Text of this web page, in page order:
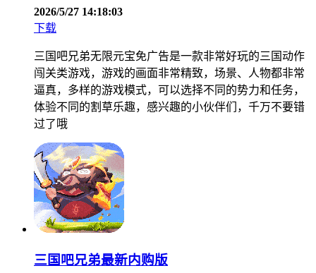
2026/5/27 14:18:03
下载
三国吧兄弟无限元宝免广告是一款非常好玩的三国动作
闯关类游戏，游戏的画面非常精致，场景、人物都非常
逼真，多样的游戏模式，可以选择不同的势力和任务，
体验不同的割草乐趣，感兴趣的小伙伴们，千万不要错
过了哦
三国吧兄弟最新内购版